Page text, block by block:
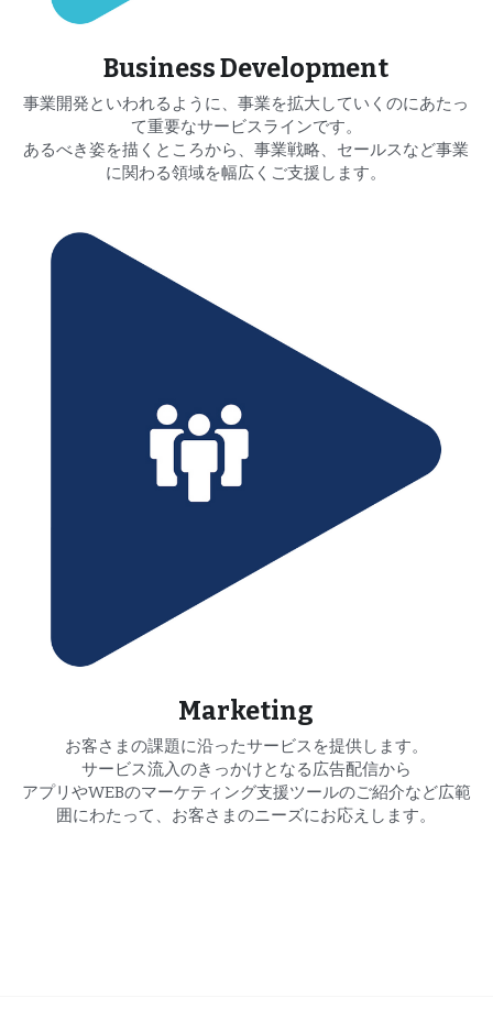
Business Development
事業開発といわれるように、事業を拡大していくのにあたっ
て重要なサービスラインです。
あるべき姿を描くところから、事業戦略、セールスなど事業
に関わる領域を幅広くご支援します。
Marketing
お客さまの課題に沿ったサービスを提供します。
サービス流入のきっかけとなる広告配信から
アプリやWEBのマーケティング支援ツールのご紹介など広範
囲にわたって、お客さまのニーズにお応えします。